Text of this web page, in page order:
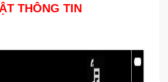
THÔNG TIN